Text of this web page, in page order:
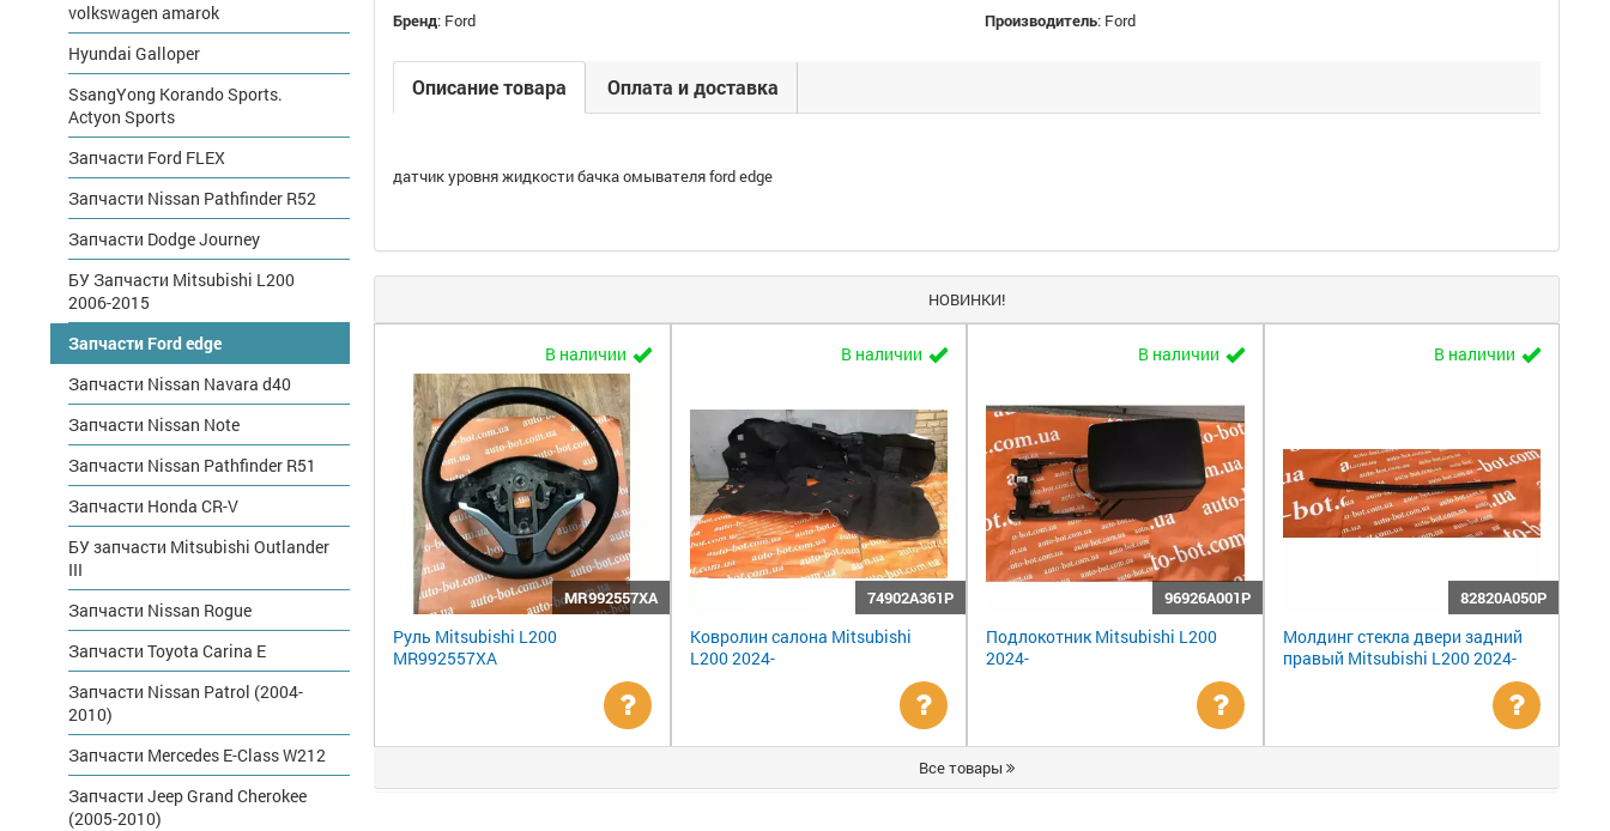
Бренд: Ford Производитель: Ford
Описание товара Оплата и доставка
датчик уровня жидкости бачка омывателя ford edge
НОВИНКИ!
В наличии
MR992557XA
Руль Mitsubishi L200
MR992557XA
Уточнить
цену
В наличии
74902A361P
Ковролин салона Mitsubishi
L200 2024-
Уточнить
цену
В наличии
96926A001P
Подлокотник Mitsubishi L200
2024-
Уточнить
цену
В наличии
82820A050P
Молдинг стекла двери задний
правый Mitsubishi L200 2024-
цену
Все товары
volkswagen amarok
Hyundai Galloper
SsangYong Korando Sports.
Actyon Sports
Запчасти Ford FLEX
Запчасти Nissan Pathfinder R52
Запчасти Dodge Journey
БУ Запчасти Mitsubishi L200
2006-2015
Запчасти Ford edge
Запчасти Nissan Navara d40
Запчасти Nissan Note
Запчасти Nissan Pathfinder R51
Запчасти Honda CR-V
БУ запчасти Mitsubishi Outlander
III
Запчасти Nissan Rogue
Запчасти Toyota Carina E
Запчасти Nissan Patrol (2004-
2010)
Запчасти Mercedes E-Class W212
Запчасти Jeep Grand Cherokee
(2005-2010)